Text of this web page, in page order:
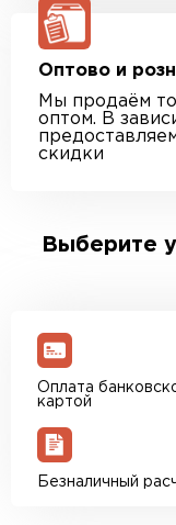
Оптово и
Мы продаём
оптом. В
скидки
Выберите
Оплата
картой
Безналичный